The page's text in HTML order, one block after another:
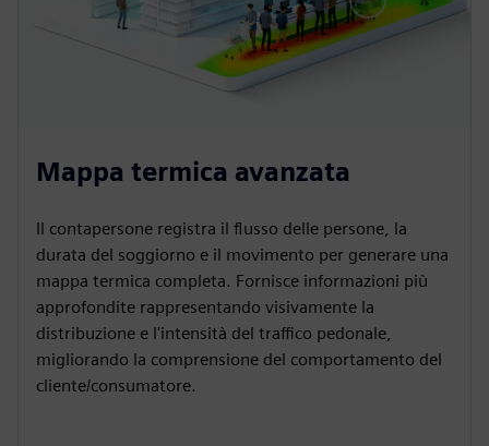
Mappa termica avanzata
Il contapersone registra il flusso delle persone, la
durata del soggiorno e il movimento per generare una
mappa termica completa. Fornisce informazioni più
approfondite rappresentando visivamente la
distribuzione e l'intensità del traffico pedonale,
migliorando la comprensione del comportamento del
cliente/consumatore.